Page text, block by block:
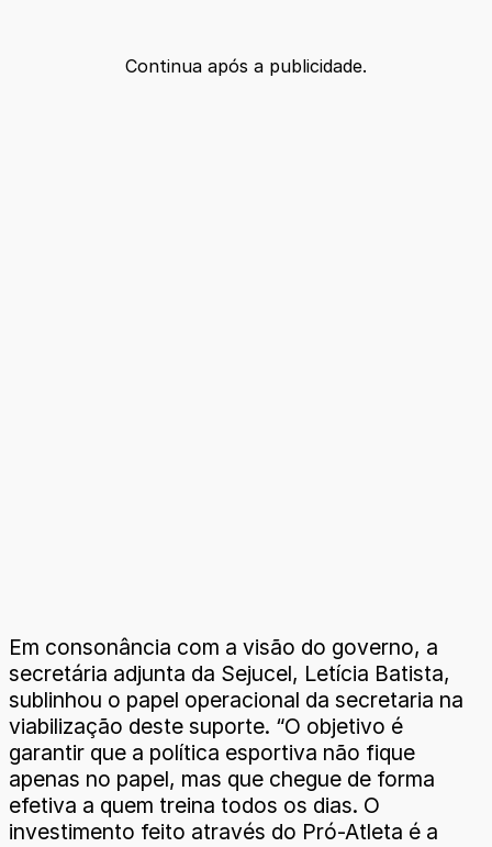
Continua após a publicidade.
Em consonância com a visão do governo, a
secretária adjunta da Sejucel, Letícia Batista,
sublinhou o papel operacional da secretaria na
viabilização deste suporte. “O objetivo é
garantir que a política esportiva não fique
apenas no papel, mas que chegue de forma
efetiva a quem treina todos os dias. O
investimento feito através do Pró-Atleta é a